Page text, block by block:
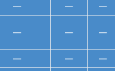
— —
—
— — —
— —
—